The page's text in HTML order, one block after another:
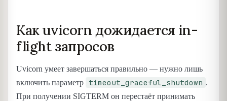
Как uvicorn дожидается in-
flight запросов
Uvicorn умеет завершаться правильно — нужно лишь
включить параметр
timeout_graceful_shutdown .
При получении SIGTERM он перестаёт принимать